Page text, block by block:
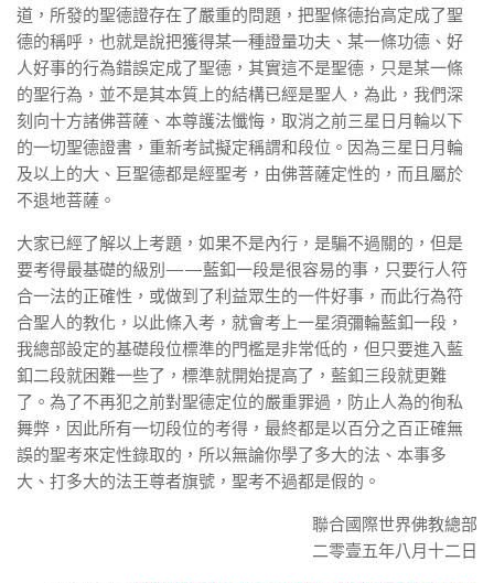
道，所發的聖德證存在了嚴重的問題，把聖條德抬高定成了聖
德的稱呼，也就是說把獲得某一種證量功夫、某一條功德、好
人好事的行為錯誤定成了聖德，其實這不是聖德，只是某一條
的聖行為，並不是其本質上的結構已經是聖人，為此，我們深
刻向十方諸佛菩薩、本尊護法懺悔，取消之前三星日月輪以下
的一切聖德證書，重新考試擬定稱謂和段位。因為三星日月輪
及以上的大、巨聖德都是經聖考，由佛菩薩定性的，而且屬於
不退地菩薩。
大家已經了解以上考題，如果不是內行，是騙不過關的，但是
要考得最基礎的級別——藍釦一段是很容易的事，只要行人符
合一法的正確性，或做到了利益眾生的一件好事，而此行為符
合聖人的教化，以此條入考，就會考上一星須彌輪藍釦一段，
我總部設定的基礎段位標準的門檻是非常低的，但只要進入藍
釦二段就困難一些了，標準就開始提高了，藍釦三段就更難
了。為了不再犯之前對聖德定位的嚴重罪過，防止人為的徇私
舞弊，因此所有一切段位的考得，最終都是以百分之百正確無
誤的聖考來定性錄取的，所以無論你學了多大的法、本事多
大、打多大的法王尊者旗號，聖考不過都是假的。
聯合國際世界佛教總部
二零壹五年八月十二日